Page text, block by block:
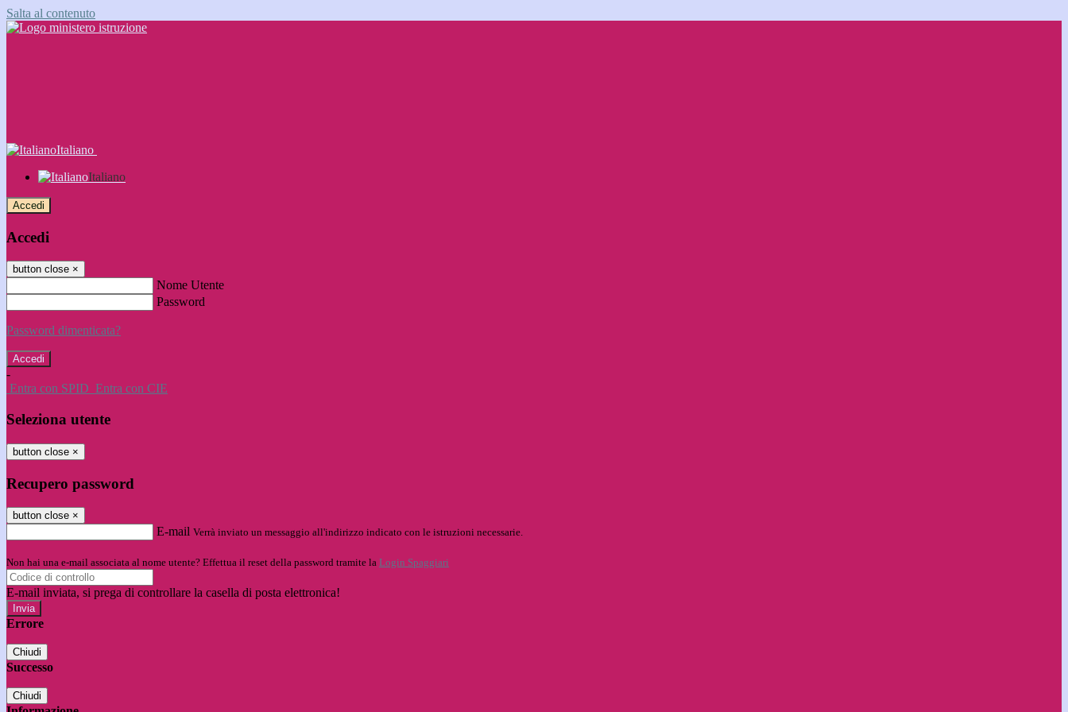
Salta al contenuto
Italiano
Italiano
Accedi
Accedi
button close ×
Nome Utente
Password
Password dimenticata?
-
Entra con SPID Entra con CIE
Seleziona utente
button close ×
Recupero password
button close ×
E-mail Verrà inviato un messaggio all'indirizzo indicato con le istruzioni necessarie.
Non hai una e-mail associata al nome utente? Effettua il reset della password tramite la Login Spaggiari
E-mail inviata, si prega di controllare la casella di posta elettronica!
Errore
Chiudi
Successo
Chiudi